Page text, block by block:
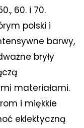
60. i 70.
polski i
barwy,
bryły
materiałami.
i miękkie
eklektyczną